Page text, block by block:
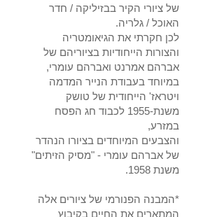
של ציורי הקיר בבזיליקה / חדר
האוכל / גלריה.
לכן חקרתי את הגיאומטריה
והצורות הייחודיות בציוריהם של
אברהם אמרנט ואברהם עומרי,
במיוחד בעבודת הנייר המדמה
ויטראז' הייחודית של טושק
משנת-1955 לכבוד חג הפסח
במזרע,
והצבעים המיוחדים בציורו הנהדר
של אברהם עומרי - "מסיק הזיתים"
משנת 1958.
*המבנה הפנורמי של ציורים אלה
המתארים את החיים בקיבוץ